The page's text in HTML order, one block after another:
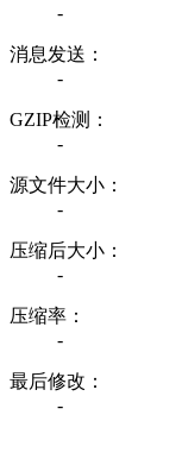
-
消息发送：
-
GZIP检测：
-
源文件大小：
-
压缩后大小：
-
压缩率：
-
最后修改：
-